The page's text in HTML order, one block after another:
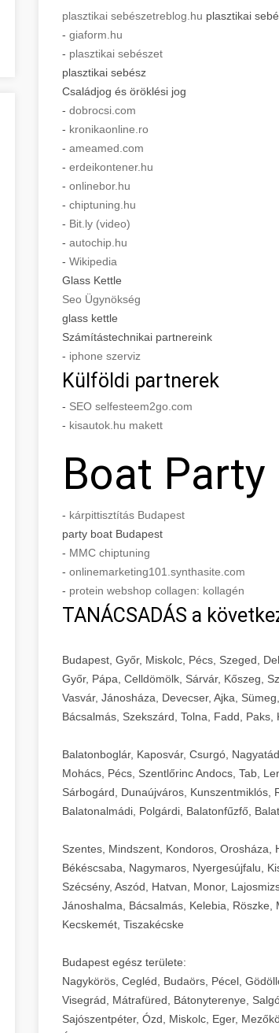
plasztikai sebészetreblog.hu plasztikai
- giaform.hu
- plasztikai sebészet
plasztikai sebész
Családjog és öröklési jog
- dobrocsi.com
- kronikaonline.ro
- ameamed.com
- erdeikontener.hu
- onlinebor.hu
- chiptuning.hu
- Bit.ly (video)
- autochip.hu
- Wikipedia
Glass Kettle
Seo Ügynökség
glass kettle
Számítástechnikai partnereink
- iphone szerviz
Külföldi partnerek
- SEO selfesteem2go.com
- kisautok.hu makett
Boat
- kárpittisztítás Budapest
party boat Budapest
- MMC chiptuning
- onlinemarketing101.synthasite.com
- protein webshop collagen: kollagén
TANÁCSADÁS a
Budapest, Győr, Miskolc, Pécs, Szeged,
Győr, Pápa, Celldömölk, Sárvár, Kőszeg,
Vasvár, Jánosháza, Devecser, Ajka,
Bácsalmás, Szekszárd, Tolna, Fadd, Paks,
Balatonboglár, Kaposvár, Csurgó,
Mohács, Pécs, Szentlőrinc Andocs, Tab,
Sárbogárd, Dunaújváros, Kunszentmiklós,
Balatonalmádi, Polgárdi, Balatonfűzfő,
Szentes, Mindszent, Kondoros, Orosháza,
Békéscsaba, Nagymaros, Nyergesújfalu,
Szécsény, Aszód, Hatvan, Monor,
Jánoshalma, Bácsalmás, Kelebia, Röszke,
Kecskemét, Tiszakécske
Budapest egész területe:
Nagykörös, Cegléd, Budaörs, Pécel,
Visegrád, Mátrafüred, Bátonyterenye,
Sajószentpéter, Ózd, Miskolc, Eger,